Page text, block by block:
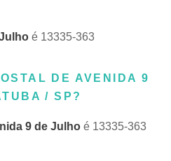
é 13335-363
DE AVENIDA 9
/ SP?
9 de Julho é 13335-363